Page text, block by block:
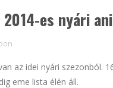
2014-es nyári
az idei nyári szezonból.
eme lista élén áll.